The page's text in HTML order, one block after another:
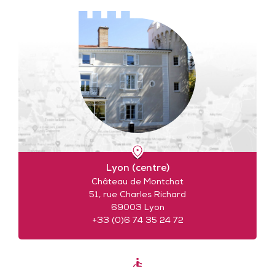
Lyon (centre)
Château de Montchat
51, rue Charles Richard
69003 Lyon
+33 (0)6 74 35 24 72